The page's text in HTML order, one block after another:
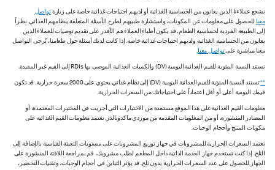
نشجع عملاءنا الذين يعانون من الحساسية الغذائية أو لديهم احتياجات غذائية خاصة على زيارةتواصل
معنا للحصول على معلومات عن المكونات، واستشارة طبيبهم لطرح الأسئلة المتعلقة بنظامهم الغذائي. نظراً
إلى الطبيعة الفردية لحساسية الطعام، قد يكون أطباء العملاء هم الأقدر على تقديم توصيات للعملاء الذين
يعانون من الحساسية الغذائية ولديهم احتياجات غذائية خاصة. إذا كانت لديك أسئلة حول طعامنا، يُرجى التواصل
معنا مباشرة علىتواصل معنا.
تستند النسبة المئوية للقيم الغذائية اليومية (DV) والكميات الغذائية الموصى بها RDIs إلى القيم غير المقيدة.
**
تستند النسبة المئوية للقيم الغذائية اليومية (DV) إلى نظام غذائي يحتوي على 2000 سعرة حرارية. قد تكون
قيمك اليومية أعلى أو أقل اعتماداً على احتياجاتك من السعرات الحرارية.
معلومات القيم الغذائية على هذا الموقع مستمدة من الاختبارات التي أجريت في المختبرات المعتمدة، أو
المصادر المنشورة، أو من المعلومات المقدمة من موردي ماكدونالدز. تعتمد معلومات القيم الغذائية على
مكونات المنتج وأحجام الوجبات.
تعتمد السعرات الحرارية للمشروبات في جهاز توزيع المشروبات على مستويات التعبئة القياسية بالإضافة إلى
الثلج. إذا كنت تستخدم جهاز الخدمة الذاتية داخل المطعم لطلب مشروبك، قم بمراجعة اللافتة المنشورة على
الجهاز للحصول على عدد السعرات الحرارية بدون ثلج. قد يؤثر التباين في أحجام الوجبات، وتقنيات التحضير،